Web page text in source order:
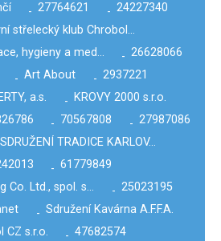
- 27764621 - 24227340
střelecký klub Chrobol…
hygieny a med… - 26628066
- Art About - 2937221
a.s. - KROVY 2000 s.r.o.
- 70567808 - 27987086
TRADICE KARLOV…
- 61779849
Co. Ltd., spol. s… - 25023195
- Sdružení Kavárna A.F.F.A.
CZ s.r.o. - 47682574